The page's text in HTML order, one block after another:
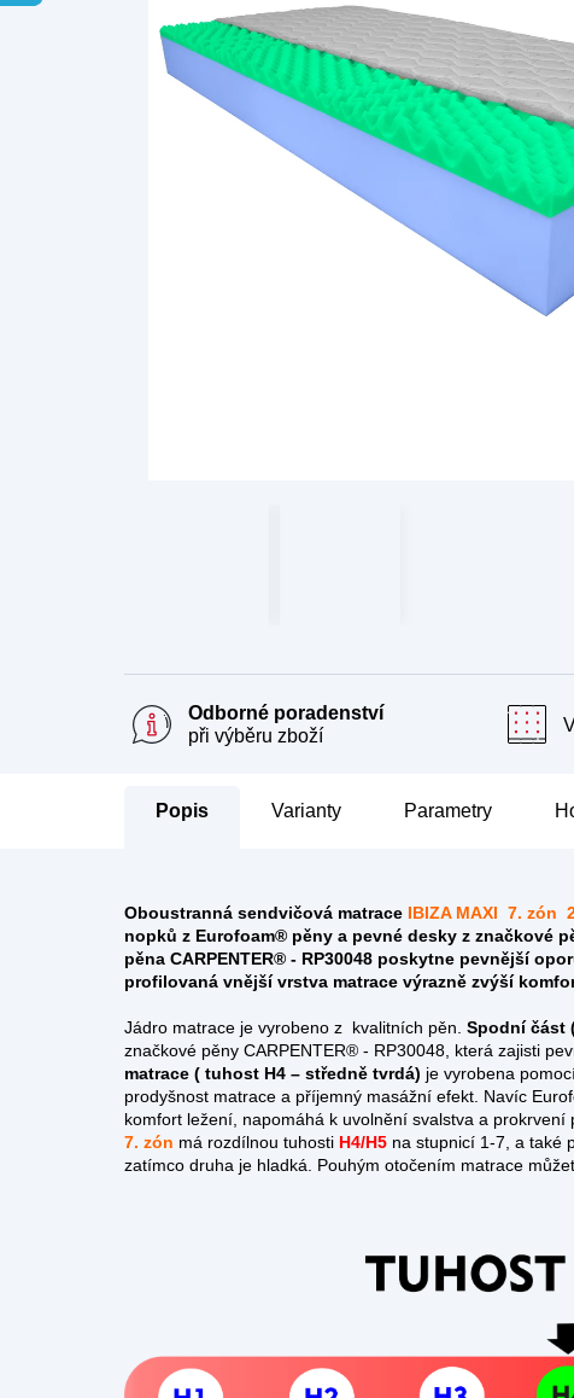
Odborné poradenství
při výběru zboží
Popis Parametry
Oboustranná sendvičová matrace IBIZA MAXI 7. zón
nopků z Eurofoam® pěny a pevné desky z značkové
pěna CARPENTER® - RP30048 poskytne pevnější
profilovaná vnější vrstva matrace výrazně zvýší
Jádro matrace je vyrobeno z kvalitních pěn. Spodní část
značkové pěny CARPENTER® - RP30048, která zajisti
matrace ( tuhost H4 – středně tvrdá) je vyrobena
prodyšnost matrace a příjemný masážní efekt. Navíc
komfort ležení, napomáhá k uvolnění svalstva a
7. zón má rozdílnou tuhosti H4/H5 na stupnicí 1-7, a také
zatímco druha je hladká. Pouhým otočením matrace